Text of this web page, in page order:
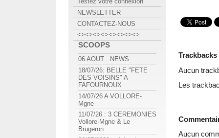
Trackbacks
Aucun
Les
Aucun
NEWSLETTER
CONTACTEZ-NOUS
<><><><><><><><>
SCOOPS
06 AOUT : NEWS
18/07/26: BELLE "FETE
DES VOISINS" A
FAFOURNOUX
14/07/26 A VOLLORE-
Mgne
11/07/26 : 3 CEREMONIES
Vollore-Mgne & Le
Brugeron